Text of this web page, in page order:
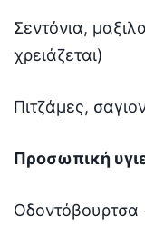
Σεντόνια,
χρειάζεται)
Πιτζάμες,
Προσωπική
Οδοντόβουρτσα